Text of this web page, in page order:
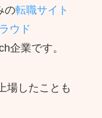
の転職サイト
ウド
企業です。
場したことも